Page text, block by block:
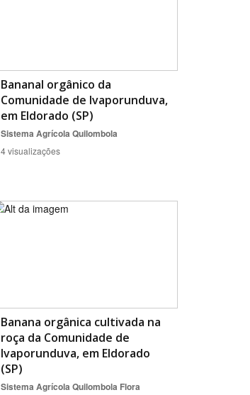
Bananal orgânico da
Comunidade de Ivaporunduva,
em Eldorado (SP)
Sistema Agrícola Quilombola
4 visualizações
Banana orgânica cultivada na
roça da Comunidade de
Ivaporunduva, em Eldorado
(SP)
Sistema Agrícola Quilombola Flora